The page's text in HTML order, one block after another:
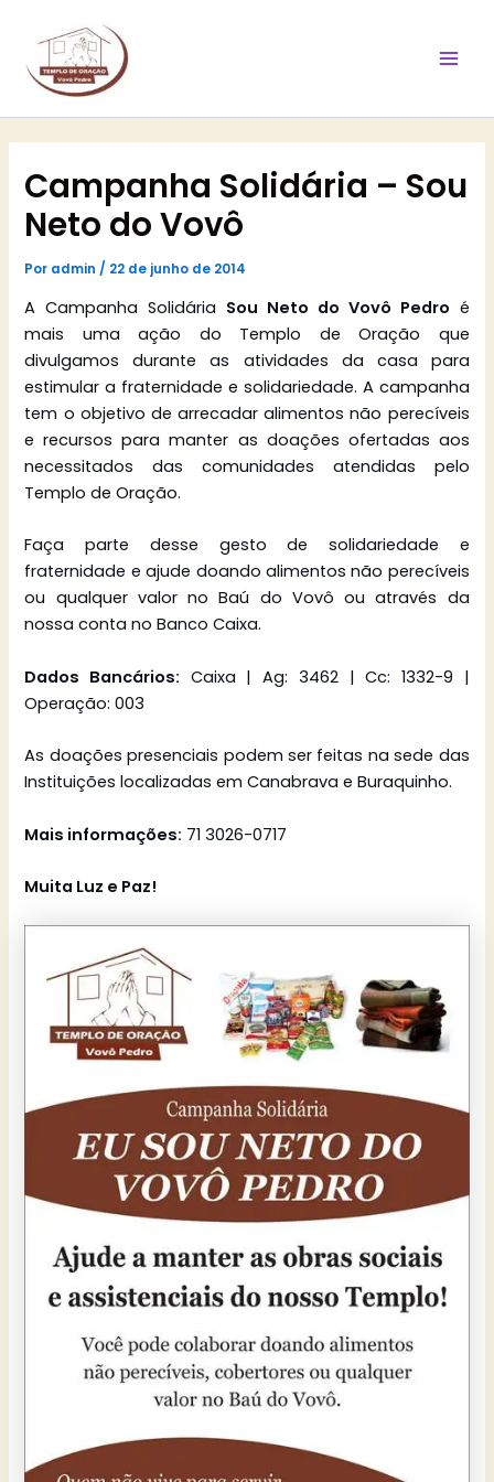
conteúdo
Campanha Solidária – Sou
Neto do Vovô
Por admin / 22 de junho de 2014
A Campanha Solidária Sou Neto do Vovô Pedro é
mais uma ação do Templo de Oração que
divulgamos durante as atividades da casa para
estimular a fraternidade e solidariedade. A campanha
tem o objetivo de arrecadar alimentos não perecíveis
e recursos para manter as doações ofertadas aos
necessitados das comunidades atendidas pelo
Templo de Oração.
Faça parte desse gesto de solidariedade e
fraternidade e ajude doando alimentos não perecíveis
ou qualquer valor no Baú do Vovô ou através da
nossa conta no Banco Caixa.
Dados Bancários: Caixa | Ag: 3462 | Cc: 1332-9 |
Operação: 003
As doações presenciais podem ser feitas na sede das
Instituições localizadas em Canabrava e Buraquinho.
Mais informações: 71 3026-0717
Muita Luz e Paz!